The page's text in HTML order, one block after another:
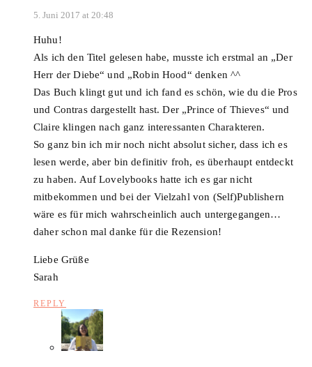
5. Juni 2017 at 20:48
Huhu!
Als ich den Titel gelesen habe, musste ich erstmal an „Der
Herr der Diebe“ und „Robin Hood“ denken ^^
Das Buch klingt gut und ich fand es schön, wie du die Pros
und Contras dargestellt hast. Der „Prince of Thieves“ und
Claire klingen nach ganz interessanten Charakteren.
So ganz bin ich mir noch nicht absolut sicher, dass ich es
lesen werde, aber bin definitiv froh, es überhaupt entdeckt
zu haben. Auf Lovelybooks hatte ich es gar nicht
mitbekommen und bei der Vielzahl von (Self)Publishern
wäre es für mich wahrscheinlich auch untergegangen…
daher schon mal danke für die Rezension!
Liebe Grüße
Sarah
REPLY